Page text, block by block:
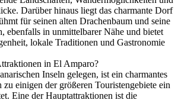
Darüber hinaus liegt das charmante Dorf
für seinen alten Drachenbaum und seine
ebenfalls in unmittelbarer Nähe und bietet
lokale Traditionen und Gastronomie
in El Amparo?
Inseln gelegen, ist ein charmantes
einigen der größeren Touristengebiete ein
Eine der Hauptattraktionen ist die